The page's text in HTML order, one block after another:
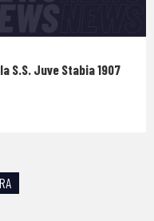
S.S. Juve Stabia 1907